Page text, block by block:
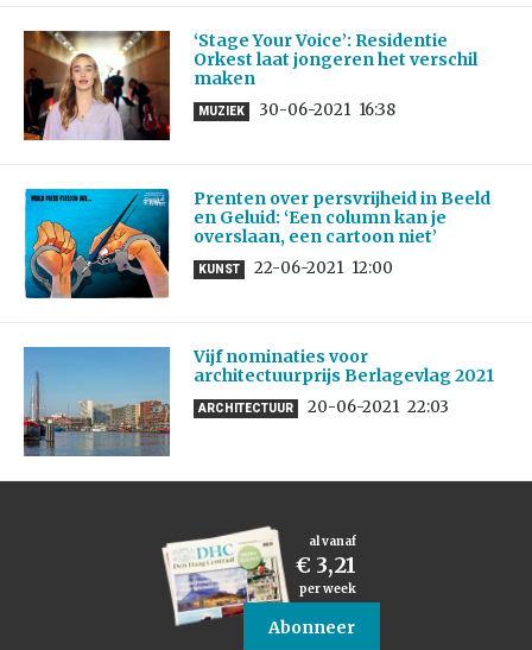
‘Stage Your Voice’: Residentie
Orkest laat jongeren het verschil
maken
MUZIEK 30-06-2021 16:38
Prenten over persvrijheid in Beeld
en Geluid: ‘Een column kan je
overslaan, een cartoon niet’
KUNST 22-06-2021 12:00
Vijf nominaties voor
architectuurprijs Berlagevlag 2021
ARCHITECTUUR 20-06-2021 22:03
al vanaf
€ 3,21
per week
Abonneer